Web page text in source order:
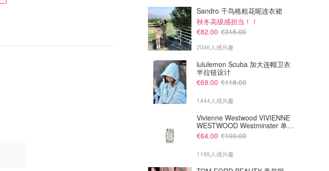
Sandro 千鸟格粗花呢连衣裙
秋冬高级感担当！！
€82.00 €315.00
2046人感兴趣
lululemon Scuba 加大连帽卫衣
半拉链设计
€69.00 €118.00
1444人感兴趣
Vivienne Westwood VIVIENNE
WESTWOOD Westminster 单只
耳环
€64.00 €100.00
1195人感兴趣